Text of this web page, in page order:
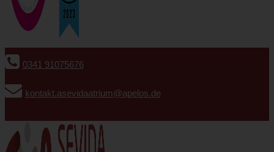
0341 91075676
kontakt.asevidaatrium@apelos.de